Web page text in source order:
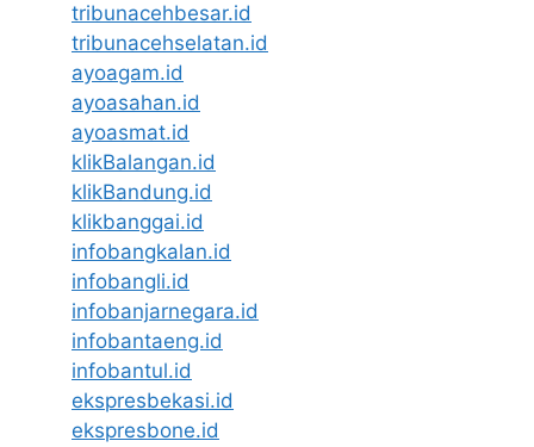
tribunacehbesar.id
tribunacehselatan.id
ayoagam.id
ayoasahan.id
ayoasmat.id
klikBalangan.id
klikBandung.id
klikbanggai.id
infobangkalan.id
infobangli.id
infobanjarnegara.id
infobantaeng.id
infobantul.id
ekspresbekasi.id
ekspresbone.id